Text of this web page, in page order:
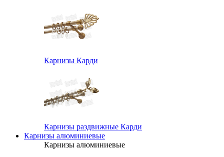
Карнизы Карди
Карнизы раздвижные Карди
Карнизы алюминиевые
Карнизы алюминиевые